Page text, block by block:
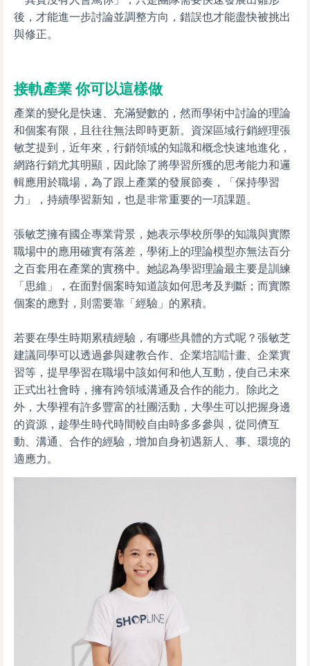
後，才能進一步討論並調整方向，錯誤也才能盡快被挑出
與修正。
接軌產業 你可以這樣做
產業的變化是快速、充滿變數的，然而學術中討論的理論
和個案有限，且往往無法即時更新。資深區域行銷經理張
敏芝提到，近年來，行銷領域的知識和概念快速地進化，
網路行銷尤其明顯，因此除了將學習所獲的思考能力和邏
輯應用於職場，為了跟上產業的發展節奏，「保持學習
力」，持續學習新知，也是非常重要的一項課題。
張敏芝擁有國企專業背景，她表示學校所學的知識與實際
職場中的應用確實有落差，學術上的理論模型亦無法百分
之百套用在產業的實務中。她認為學習理論最主要是訓練
「思維」，在面對個案時知道該如何思考及判斷；而實際
個案的應對，則需要靠「經驗」的累積。
若要在學生時期累積經驗，有哪些具體的方式呢？張敏芝
建議同學可以透過參與建教合作、企業培訓計畫、企業實
習等，提早學習在職場中該如何和他人互動，使自己未來
正式出社會時，擁有跨領域溝通及合作的能力。除此之
外，大學裡有許多豐富的社團活動，大學生可以把握身邊
的資源，趁學生時代時間較自由時多多參與，從同儕互
動、溝通、合作的經驗，增加自身初遇新人、事、環境的
適應力。